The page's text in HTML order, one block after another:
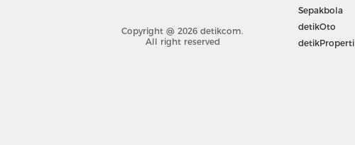
Copyright @ 2026 detikcom.
All right reserved
Sepakbola
detikOto
detikProperti